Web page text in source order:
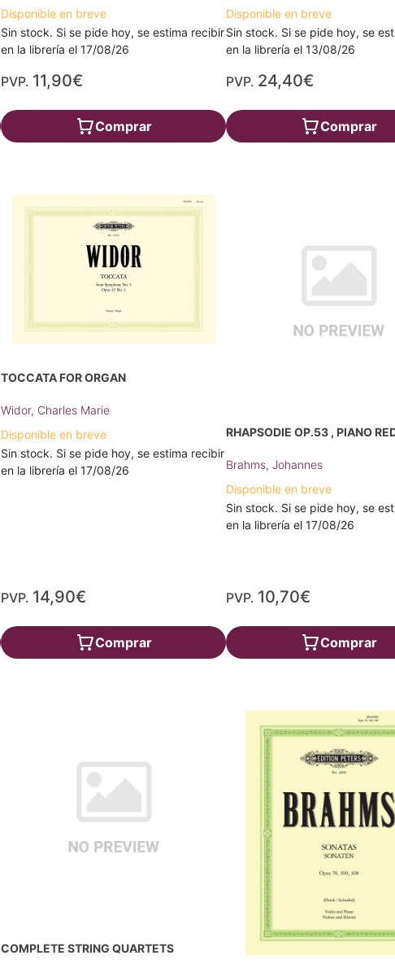
Disponible en breve
Sin stock. Si se pide hoy, se estima recibir
en la librería el 17/08/26
PVP. 11,90€
Comprar
Disponible en breve
Sin stock. Si se pide hoy, se
en la librería el 13/08/26
PVP. 24,40€
Comprar
TOCCATA FOR ORGAN
Widor, Charles Marie
Disponible en breve
Sin stock. Si se pide hoy, se estima recibir
en la librería el 17/08/26
PVP. 14,90€
Comprar
RHAPSODIE OP.53 , PIANO
Brahms, Johannes
Disponible en breve
Sin stock. Si se pide hoy, se
en la librería el 17/08/26
PVP. 10,70€
Comprar
COMPLETE STRING QUARTETS